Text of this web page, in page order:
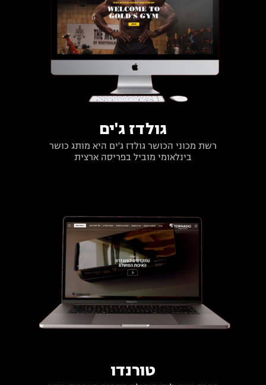
גולדז ג'ים
רשת מכוני הכושר גולדז ג'ים היא מותג כושר
בינלאומי מוביל בפריסה ארצית
טורנדו